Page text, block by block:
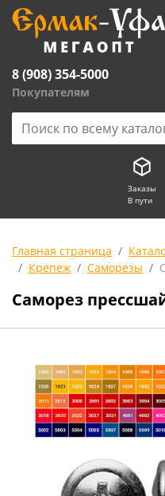
8 (908) 354-5000
Покупателям
Заказы
В пути
Главная страница
Крепеж
Саморезы
Саморез